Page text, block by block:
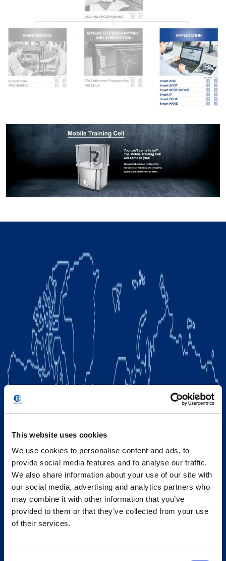
This website uses cookies
We use cookies to personalise content and ads, to
provide social media features and to analyse our traffic.
We also share information about your use of our site with
our social media, advertising and analytics partners who
may combine it with other information that you’ve
provided to them or that they’ve collected from your use
of their services.